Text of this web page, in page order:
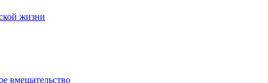
жизни
вмешательство